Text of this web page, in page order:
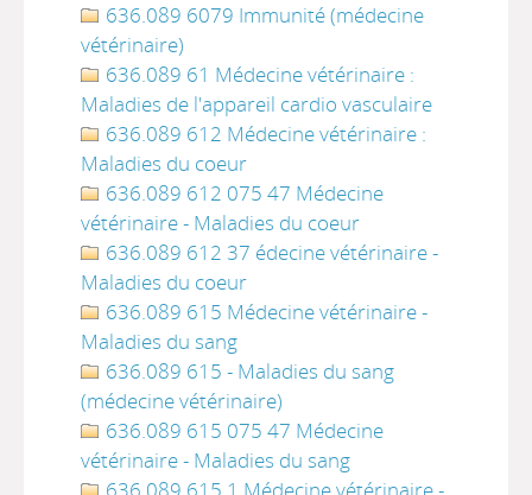
636.089 6079 Immunité (médecine
vétérinaire)
636.089 61 Médecine vétérinaire :
Maladies de l'appareil cardio vasculaire
636.089 612 Médecine vétérinaire :
Maladies du coeur
636.089 612 075 47 Médecine
vétérinaire - Maladies du coeur
636.089 612 37 édecine vétérinaire -
Maladies du coeur
636.089 615 Médecine vétérinaire -
Maladies du sang
636.089 615 - Maladies du sang
(médecine vétérinaire)
636.089 615 075 47 Médecine
vétérinaire - Maladies du sang